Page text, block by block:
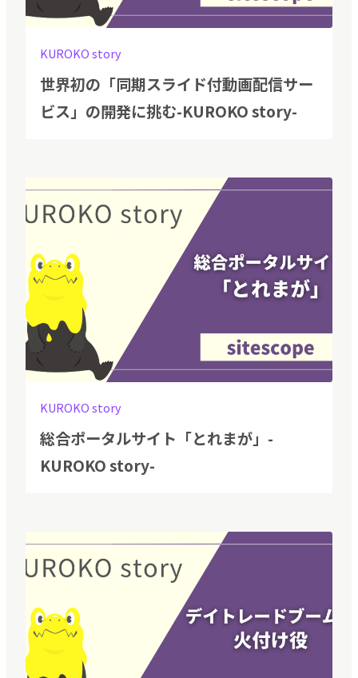
KUROKO story
世界初の「同期スライド付動画配信サー
ビス」の開発に挑む-KUROKO story-
KUROKO story
総合ポータルサイト「とれまが」-
KUROKO story-